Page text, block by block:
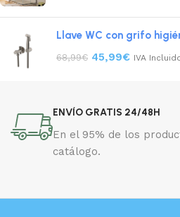
Llave WC con grifo
68,99€ 45,99€ IVA
ENVÍO GRATIS 24/48H
En el 95% de los
catálogo.